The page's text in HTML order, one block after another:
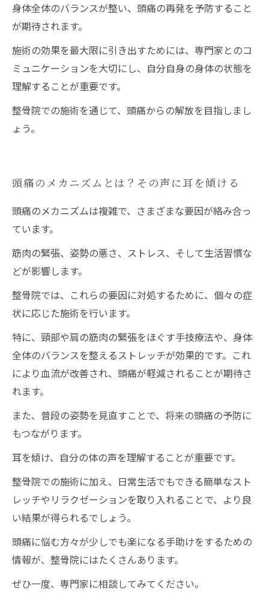
身体全体のバランスが整い、頭痛の再発を予防すること
が期待されます。
施術の効果を最大限に引き出すためには、専門家とのコ
ミュニケーションを大切にし、自分自身の身体の状態を
理解することが重要です。
整骨院での施術を通じて、頭痛からの解放を目指しまし
ょう。
頭痛のメカニズムとは？その声に耳を傾ける
頭痛のメカニズムは複雑で、さまざまな要因が絡み合っ
ています。
筋肉の緊張、姿勢の悪さ、ストレス、そして生活習慣な
どが影響します。
整骨院では、これらの要因に対処するために、個々の症
状に応じた施術を行います。
特に、頸部や肩の筋肉の緊張をほぐす手技療法や、身体
全体のバランスを整えるストレッチが効果的です。これ
により血流が改善され、頭痛が軽減されることが期待さ
れます。
また、普段の姿勢を見直すことで、将来の頭痛の予防に
もつながります。
耳を傾け、自分の体の声を理解することが重要です。
整骨院での施術に加え、日常生活でもできる簡単なスト
レッチやリラクゼーションを取り入れることで、より良
い結果が得られるでしょう。
頭痛に悩む方々が少しでも楽になる手助けをするための
情報が、整骨院にはたくさんあります。
ぜひ一度、専門家に相談してみてください。